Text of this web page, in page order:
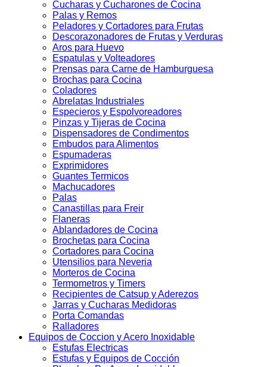
Cucharas y Cucharones de Cocina
Palas y Remos
Peladores y Cortadores para Frutas
Descorazonadores de Frutas y Verduras
Aros para Huevo
Espatulas y Volteadores
Prensas para Carne de Hamburguesa
Brochas para Cocina
Coladores
Abrelatas Industriales
Especieros y Espolvoreadores
Pinzas y Tijeras de Cocina
Dispensadores de Condimentos
Embudos para Alimentos
Espumaderas
Exprimidores
Guantes Termicos
Machucadores
Palas
Canastillas para Freir
Flaneras
Ablandadores de Cocina
Brochetas para Cocina
Cortadores para Cocina
Utensilios para Neveria
Morteros de Cocina
Termometros y Timers
Recipientes de Catsup y Aderezos
Jarras y Cucharas Medidoras
Porta Comandas
Ralladores
Equipos de Coccion y Acero Inoxidable
Estufas Electricas
Estufas y Equipos de Cocción